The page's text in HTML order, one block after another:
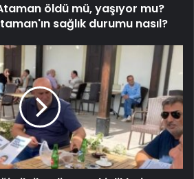
öldü mü, yaşıyor mu?
sağlık durumu nasıl?